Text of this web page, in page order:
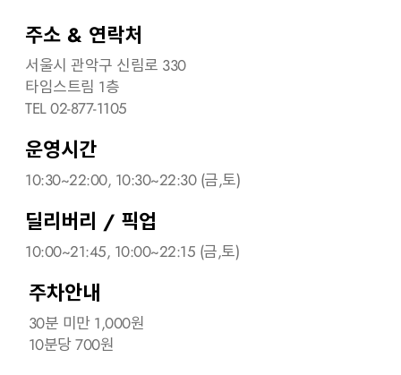
주소 & 연락처
서울시 관악구 신림로 330
타임스트림 1층
TEL 02-877-1105
운영시간
10:30~22:00, 10:30~22:30 (금,토)
딜리버리 / 픽업
10:00~21:45, 10:00~22:15 (금,토)
주차안내
30분 미만 1,000원
10분당 700원